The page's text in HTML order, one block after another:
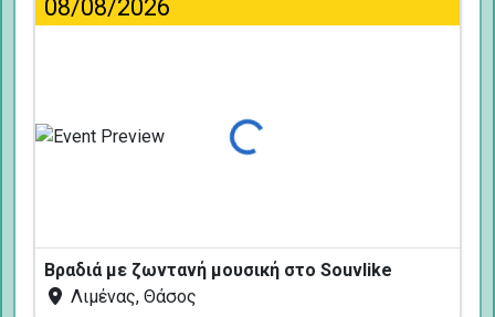
08/08/2026
Φόρτωση...
Βραδιά με ζωντανή μουσική στο Souvlike
Λιμένας, Θάσος